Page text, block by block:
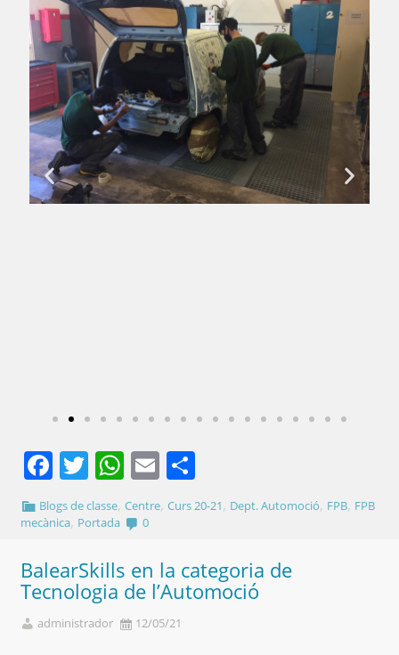
Facebook
Twitter
WhatsApp
Email
Blogs de classe,Centre,Curs 20-21, Dept. Automoció, FPB, FPB
mecànica, Portada 0
BalearSkills en la categoria de
Tecnologia de l’Automoció
administrador 12/05/21